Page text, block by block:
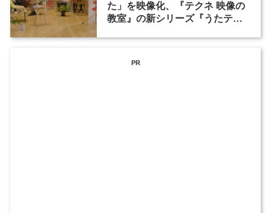
た」を映像化、『テクネ 映像の
教室』の新シリーズ『うたテク
PR